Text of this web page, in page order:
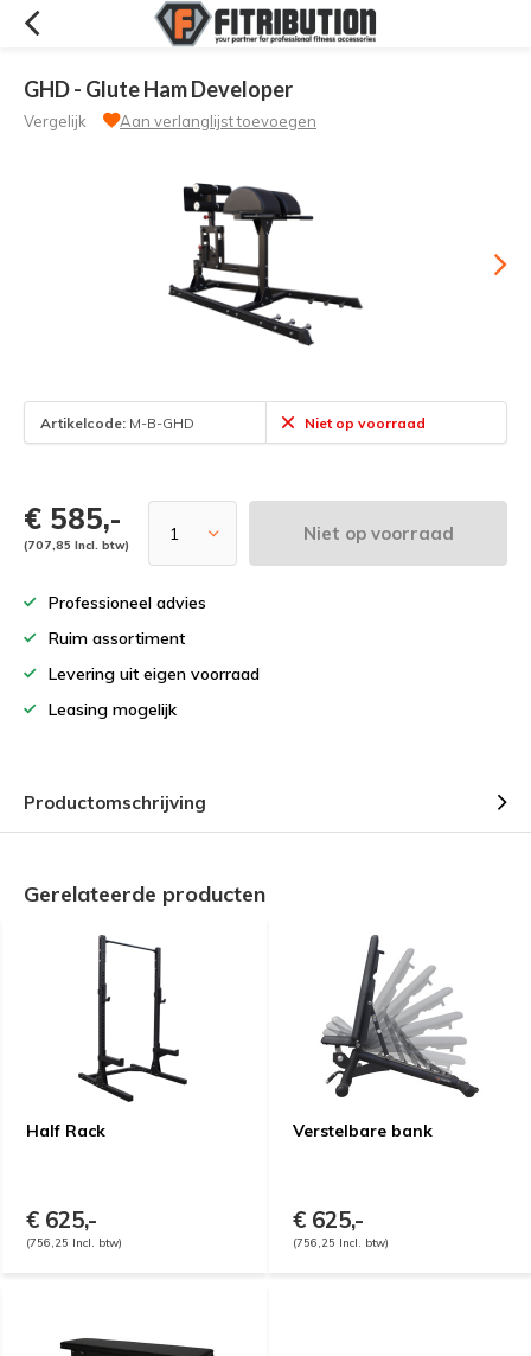
GHD - Glute Ham Developer
Vergelijk Aan verlanglijst toevoegen
Artikelcode: M-B-GHD Niet op voorraad
€ 585,-
(707,85 Incl. btw)
Niet op voorraad
Professioneel advies
Ruim assortiment
Levering uit eigen voorraad
Leasing mogelijk
Productomschrijving
Gerelateerde producten
Half Rack
€ 625,-
(756,25 Incl. btw)
Verstelbare bank
€ 625,-
(756,25 Incl. btw)